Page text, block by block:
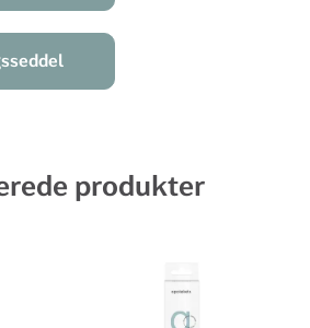
produkter